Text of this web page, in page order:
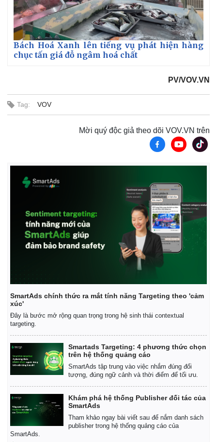
Pháp luật
Vụ án
Quân sự - Quốc phòng
Bách Hoá Xanh lên tiếng vụ phát hiện hàng
chục tấn giá đỗ ngâm hoá chất
PV/VOV.VN
Tag: VOV
Mời quý độc giả theo dõi VOV.VN trên
SmartAds chính thức ra mắt tính năng Targeting theo 'cảm
xúc'
Đây là bước mở rộng quan trọng trong hệ sinh thái contextual
targeting.
Smartads Targeting: 4 phương thức chọn
trên hệ thống quảng cáo
SmartAds tập trung vào việc nhắm đúng đối
tượng, đúng ngữ cảnh và thời điểm để tối ưu.
Khám phá hệ thống Publisher đối tác của
SmartAds
Tham khảo ngay bài viết sau để nắm danh sách
publisher trong hệ thống quảng cáo của
SmartAds.